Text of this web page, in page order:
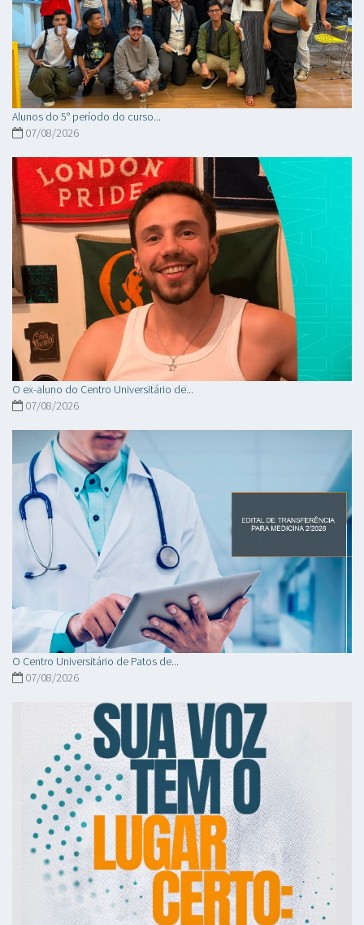
Alunos do 5° período do curso...
07/08/2026
O ex-aluno do Centro Universitário de...
07/08/2026
O Centro Universitário de Patos de...
07/08/2026